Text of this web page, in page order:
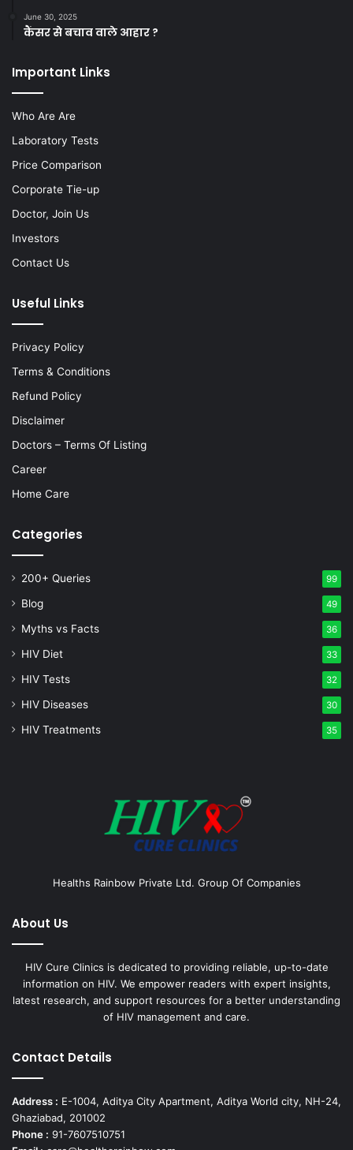
June 30, 2025
कैंसर से बचाव वाले आहार ?
Important Links
Who Are Are
Laboratory Tests
Price Comparison
Corporate Tie-up
Doctor, Join Us
Investors
Contact Us
Useful Links
Privacy Policy
Terms & Conditions
Refund Policy
Disclaimer
Doctors – Terms Of Listing
Career
Home Care
Categories
200+ Queries 99
Blog 49
Myths vs Facts 36
HIV Diet 33
HIV Tests 32
HIV Diseases 30
HIV Treatments 35
Healths Rainbow Private Ltd. Group Of Companies
About Us
HIV Cure Clinics is dedicated to providing reliable, up-to-date
information on HIV. We empower readers with expert insights,
latest research, and support resources for a better understanding
of HIV management and care.
Contact Details
Address : E-1004, Aditya City Apartment, Aditya World city, NH-24,
Ghaziabad, 201002
Phone : 91-7607510751